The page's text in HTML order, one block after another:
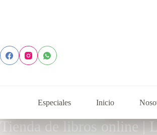
Especiales Inicio
Tienda de libros online |